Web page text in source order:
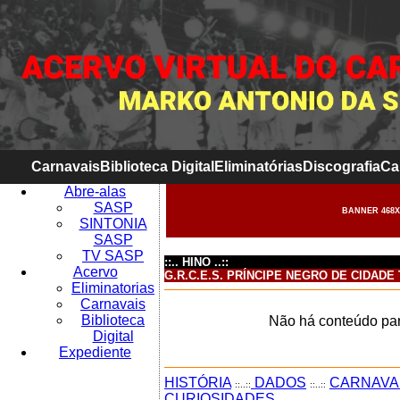
CarnavaisBiblioteca Digital EliminatóriasDiscografia
Abre-alas
SASP
SINTONIA
SASP
TV SASP
Acervo
Eliminatorias
Carnavais
Biblioteca
Digital
Expediente
BANNER
::.. HINO ..::
G.R.C.E.S. PRÍNCIPE NEGRO DE CIDADE
Não há conteúdo
HISTÓRIA ::..:: DADOS ::..::